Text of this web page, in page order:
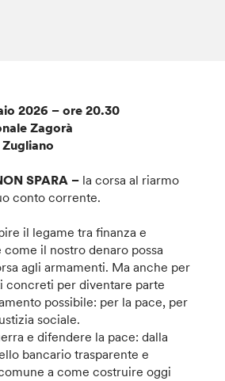
2026 – ore 20.30
Zagorà
SPARA – la corsa al riarmo
conto corrente.
il legame tra finanza e
il nostro denaro possa
agli armamenti. Ma anche per
concreti per diventare parte
possibile: per la pace, per
sociale.
e difendere la pace: dalla
bancario trasparente e
a come costruire oggi